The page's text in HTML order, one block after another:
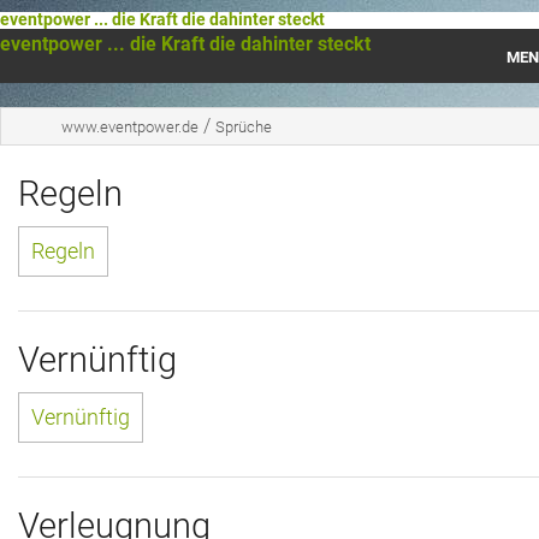
eventpower ... die Kraft die dahinter steckt
eventpower ... die Kraft die dahinter steckt
Startseite
Das war 2021
Das war 2020
Das war 2018
Das war 2017
Das war 2016
www.eventpower.de / Sprüche
Regeln
Regeln
Vernünftig
Vernünftig
Verleugnung